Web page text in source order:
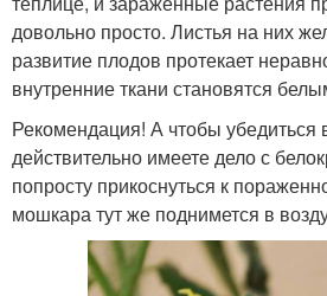
довольно просто. Листья на них
развитие плодов протекает
внутренние ткани становятся
Рекомендация! А чтобы убедиться
действительно имеете дело с
попросту прикоснуться к
мошкара тут же поднимется в